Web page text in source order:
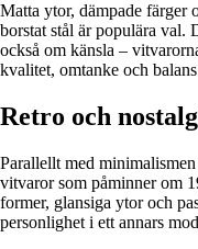
Matta ytor, dämpade färger
borstat stål är populära val.
också om känsla –
kvalitet, omtanke och
Retro och
Parallellt med
vitvaror som påminner om
former, glansiga ytor och
personlighet i ett annars